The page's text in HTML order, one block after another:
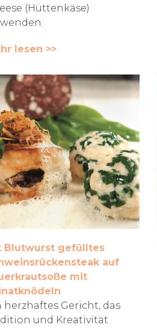
(Hüttenkäse)
lesen >>
Blutwurst gefülltes
auf
mit
herzhaftes Gericht, das
und Kreativität